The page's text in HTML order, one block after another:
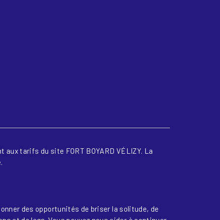
tarifs du site FORT BOYARD VÉLIZY. La
des opportunités de briser la solitude, de